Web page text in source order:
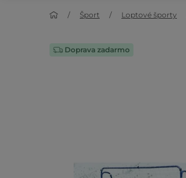
Šport Loptové športy
Doprava zadarmo